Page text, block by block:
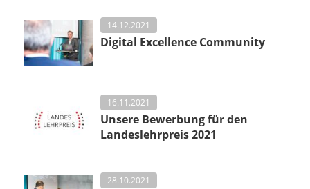
14.12.2021
Digital Excellence Community
16.11.2021
Unsere Bewerbung für den
Landeslehrpreis 2021
28.10.2021